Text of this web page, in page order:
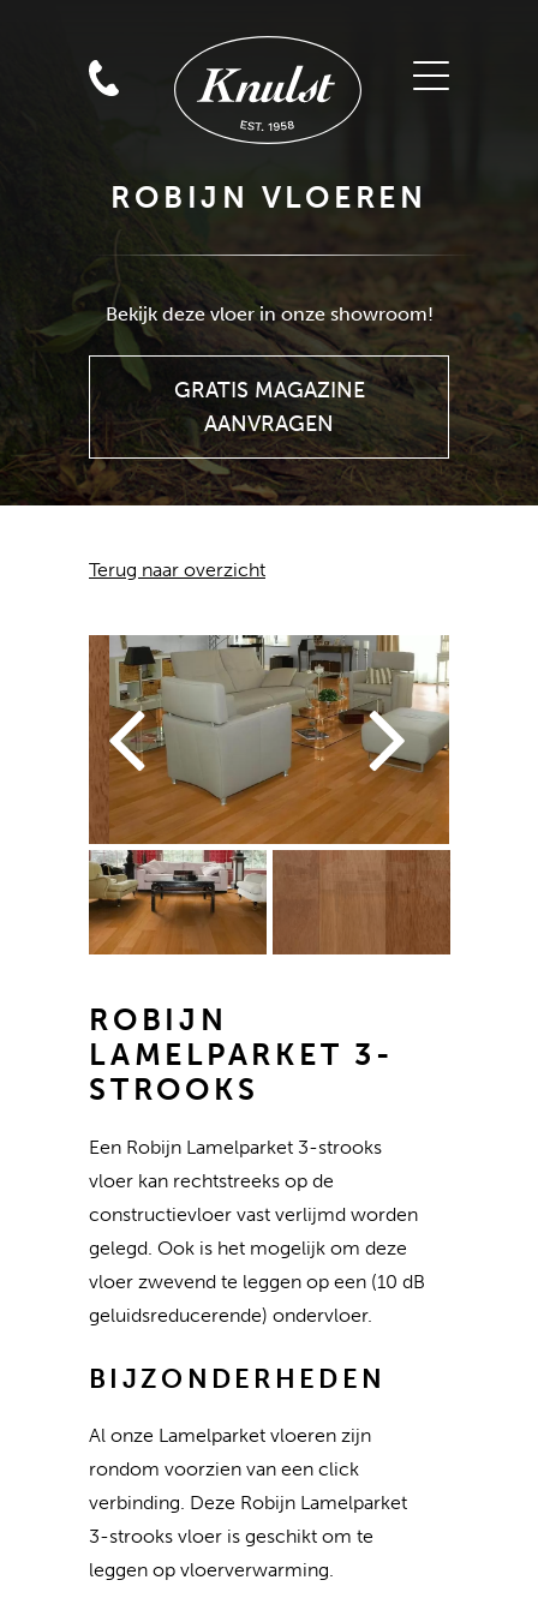
ROBIJN VLOEREN
Bekijk deze vloer in onze showroom!
GRATIS MAGAZINE
AANVRAGEN
GRATIS MAGAZINE
AANVRAGEN
Terug naar overzicht
ROBIJN
LAMELPARKET 3-
STROOKS
Een Robijn Lamelparket 3-strooks
vloer kan rechtstreeks op de
constructievloer vast verlijmd worden
gelegd. Ook is het mogelijk om deze
vloer zwevend te leggen op een (10 dB
geluidsreducerende) ondervloer.
BIJZONDERHEDEN
Al onze Lamelparket vloeren zijn
rondom voorzien van een click
verbinding. Deze Robijn Lamelparket
3-strooks vloer is geschikt om te
leggen op vloerverwarming.